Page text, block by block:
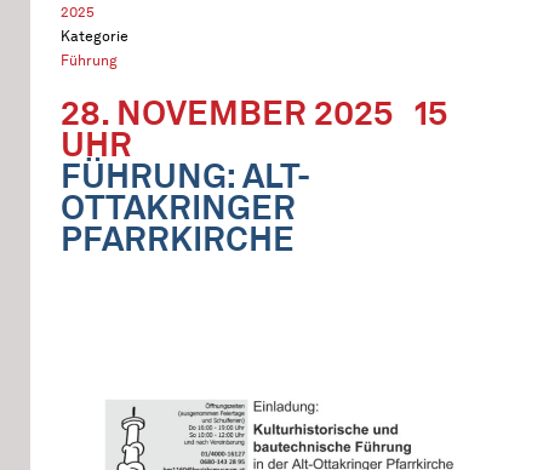
2025
Kategorie
Führung
28. NOVEMBER 2025 15
UHR
FÜHRUNG: ALT-
OTTAKRINGER
PFARRKIRCHE